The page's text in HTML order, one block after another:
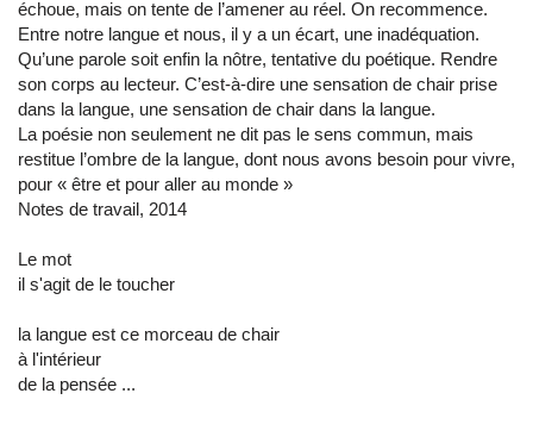
échoue, mais on tente de l’amener au réel. On recommence.
Entre notre langue et nous, il y a un écart, une inadéquation.
Qu’une parole soit enfin la nôtre, tentative du poétique. Rendre
son corps au lecteur. C’est-à-dire une sensation de chair prise
dans la langue, une sensation de chair dans la langue.
La poésie non seulement ne dit pas le sens commun, mais
restitue l’ombre de la langue, dont nous avons besoin pour vivre,
pour « être et pour aller au monde »
Notes de travail, 2014
Le mot
il s'agit de le toucher
la langue est ce morceau de chair
à l'intérieur
de la pensée ...